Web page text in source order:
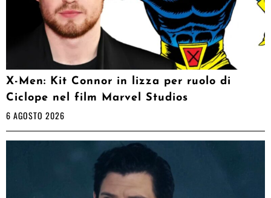
X-Men: Kit Connor in lizza per ruolo di
Ciclope nel film Marvel Studios
6 AGOSTO 2026